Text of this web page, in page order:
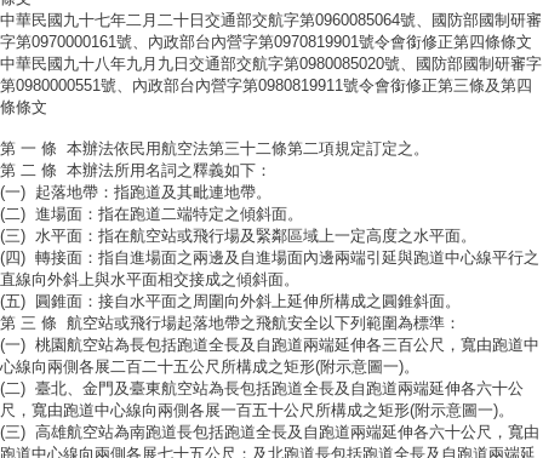
中華民國九十七年二月二十日交通部交航字第0960085064號、國防部國制研審
字第0970000161號、內政部台內營字第0970819901號令會銜修正第四條條文
中華民國九十八年九月九日交通部交航字第0980085020號、國防部國制研審字
第0980000551號、內政部台內營字第0980819911號令會銜修正第三條及第四
條條文
第 一 條 本辦法依民用航空法第三十二條第二項規定訂定之。
第 二 條 本辦法所用名詞之釋義如下：
(一) 起落地帶：指跑道及其毗連地帶。
(二) 進場面：指在跑道二端特定之傾斜面。
(三) 水平面：指在航空站或飛行場及緊鄰區域上一定高度之水平面。
(四) 轉接面：指自進場面之兩邊及自進場面內邊兩端引延與跑道中心線平行之
直線向外斜上與水平面相交接成之傾斜面。
(五) 圓錐面：接自水平面之周圍向外斜上延伸所構成之圓錐斜面。
第 三 條 航空站或飛行場起落地帶之飛航安全以下列範圍為標準：
(一) 桃園航空站為長包括跑道全長及自跑道兩端延伸各三百公尺，寬由跑道中
心線向兩側各展二百二十五公尺所構成之矩形(附示意圖一)。
(二) 臺北、金門及臺東航空站為長包括跑道全長及自跑道兩端延伸各六十公
尺，寬由跑道中心線向兩側各展一百五十公尺所構成之矩形(附示意圖一)。
(三) 高雄航空站為南跑道長包括跑道全長及自跑道兩端延伸各六十公尺，寬由
跑道中心線向兩側各展七十五公尺；及北跑道長包括跑道全長及自跑道兩端延